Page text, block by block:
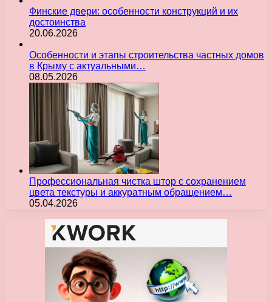
Финские двери: особенности конструкций и их
достоинства
20.06.2026
Особенности и этапы строительства частных домов
в Крыму с актуальными…
08.05.2026
Профессиональная чистка штор с сохранением
цвета текстуры и аккуратным обращением…
05.04.2026